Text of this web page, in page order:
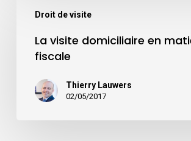
Droit de visite
La visite domiciliaire en
fiscale
Thierry Lauwers
02/05/2017